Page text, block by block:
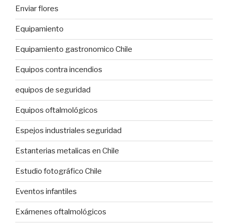
Enviar flores
Equipamiento
Equipamiento gastronomico Chile
Equipos contra incendios
equipos de seguridad
Equipos oftalmológicos
Espejos industriales seguridad
Estanterias metalicas en Chile
Estudio fotográfico Chile
Eventos infantiles
Exámenes oftalmológicos